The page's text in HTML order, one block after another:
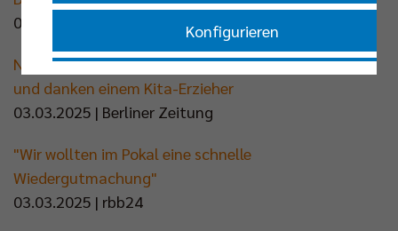
03.03.2025 | FAZ(+)
Nach dem Pokalsieg feiern die Berlin Volleys im Bus
und danken einem Kita-Erzieher
03.03.2025 | Berliner Zeitung
"Wir wollten im Pokal eine schnelle
Wiedergutmachung"
03.03.2025 | rbb24
Konfigurieren
Nur essenzielle Cookies akzeptieren